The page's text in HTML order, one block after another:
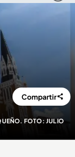
FOTO: JULIO
Compartir